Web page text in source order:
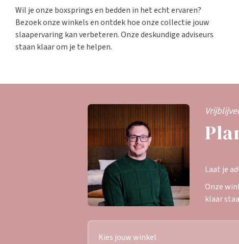
Wil je onze boxsprings en bedden in het echt ervaren?
Bezoek onze winkels en ontdek hoe onze collectie jouw
slaapervaring kan verbeteren. Onze deskundige adviseurs
staan klaar om je te helpen.
Laat je
Onze
klaar
Kies jouw winkel